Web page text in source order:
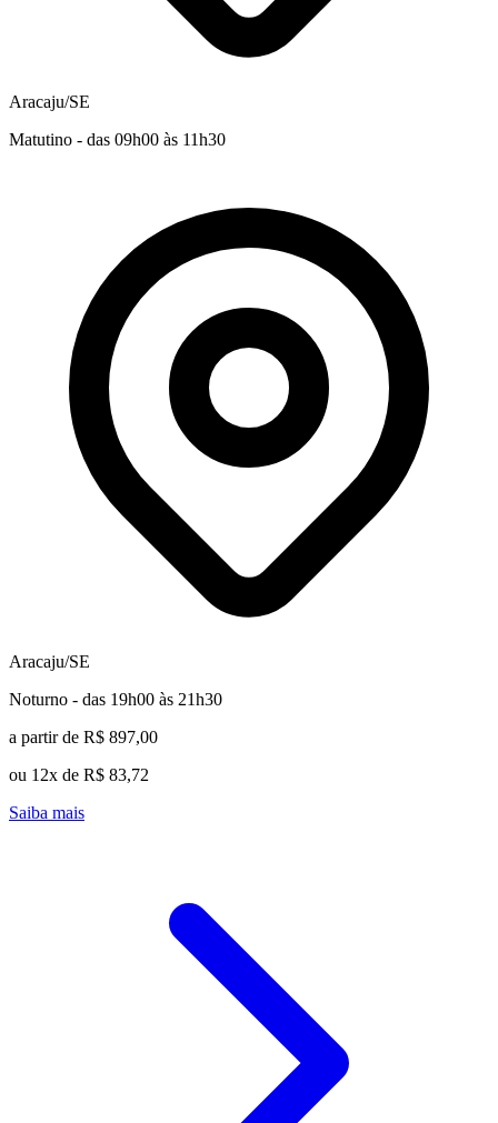
Aracaju/SE
Matutino - das 09h00 às 11h30
Aracaju/SE
Noturno - das 19h00 às 21h30
a partir de R$ 897,00
ou 12x de R$ 83,72
Saiba mais